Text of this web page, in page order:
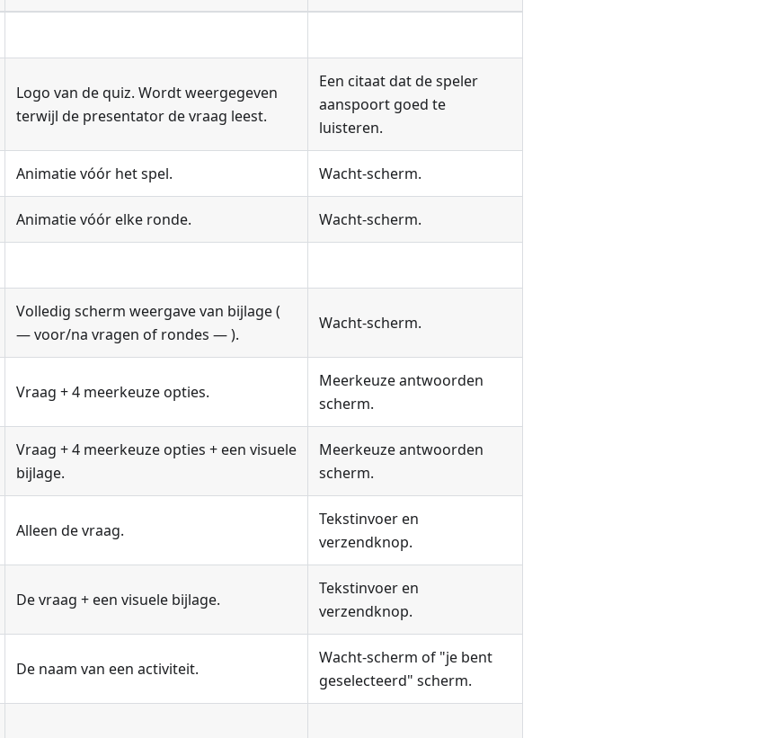
Logo van de quiz. Wordt weergegeven
terwijl de presentator de vraag leest.
Een citaat dat de speler
aanspoort goed te
luisteren.
Animatie vóór het spel. Wacht-scherm.
Animatie vóór elke ronde. Wacht-scherm.
Volledig scherm weergave van bijlage (
— voor/na vragen of rondes — ).
Wacht-scherm.
Vraag + 4 meerkeuze opties.
Meerkeuze antwoorden
scherm.
Vraag + 4 meerkeuze opties + een visuele
bijlage.
Meerkeuze antwoorden
scherm.
Alleen de vraag.
Tekstinvoer en
verzendknop.
De vraag + een visuele bijlage.
Tekstinvoer en
verzendknop.
De naam van een activiteit.
Wacht-scherm of "je bent
geselecteerd" scherm.